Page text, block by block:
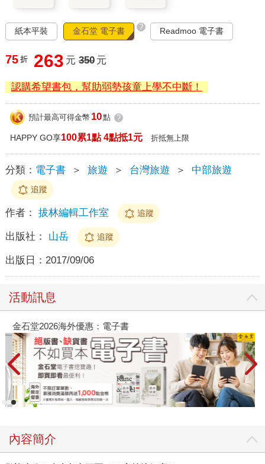
紙本平裝 金石堂 電子書 ? Readmoo 電子書
75 折 263 元 350 元
認購希望書包，幫助弱勢孩童上學不中斷！
預計最高可得金幣 10點 ?
HAPPY GO享100累1點 4點抵1元 折抵無上限
分類： 電子書 ＞ 旅遊 ＞ 台灣旅遊 ＞ 中部旅遊
追蹤
作者： 拔林編輯工作室 追蹤
出版社： 山岳 追蹤
出版日： 2017/09/06
活動訊息
金石堂2026海外優惠：電子書
內容簡介